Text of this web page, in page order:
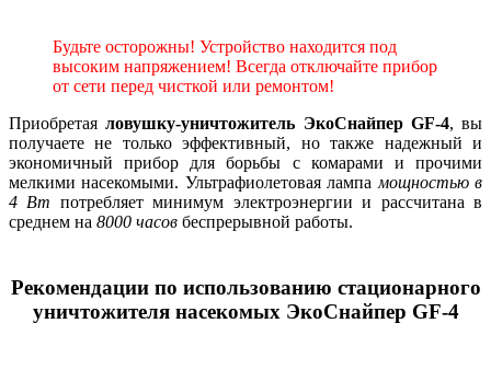
Будьте осторожны! Устройство находится под
высоким напряжением! Всегда отключайте прибор
от сети перед чисткой или ремонтом!
Приобретаяловушку-уничтожитель ЭкоСнайпер GF-4, вы
получаете не только эффективный, но также надежный и
экономичный прибор для борьбы с комарами и прочими
мелкими насекомыми. Ультрафиолетовая лампа мощностью в
4 Вт потребляет минимум электроэнергии и рассчитана в
среднем на 8000 часов беспрерывной работы.
Рекомендации по использованию стационарного
уничтожителя насекомых ЭкоСнайпер GF-4